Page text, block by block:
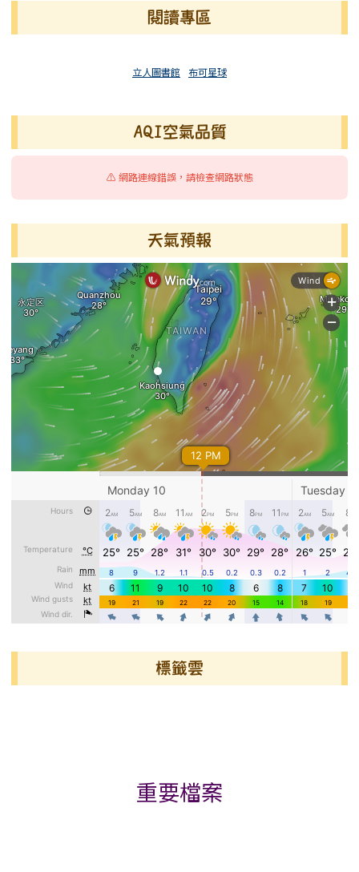
閱讀專區
立人圖書館 布可星球
AQI空氣品質
⚠️ 網路連線錯誤，請檢查網路狀態
天氣預報
標籤雲
重要檔案